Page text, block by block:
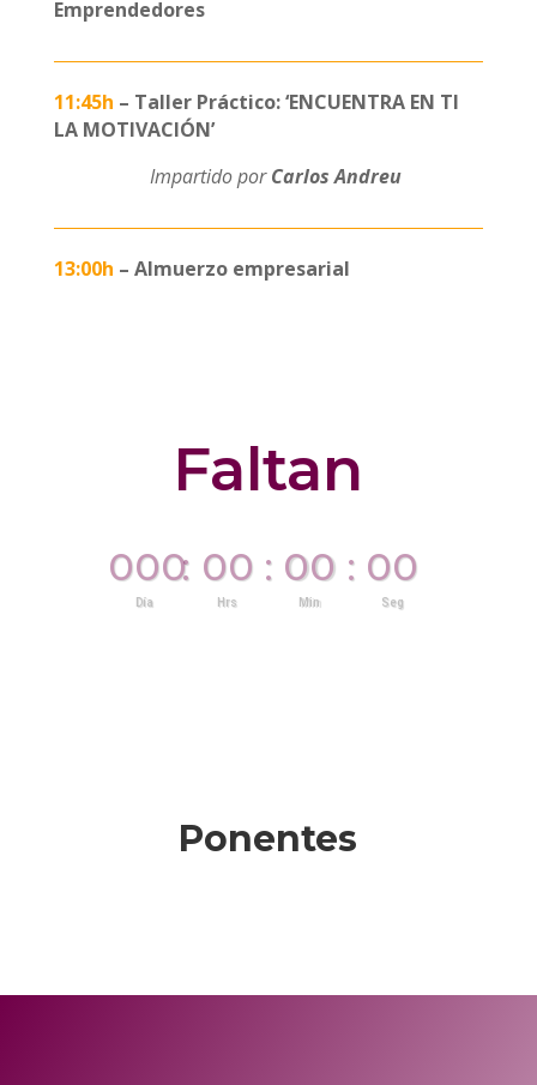
Emprendedores
11:45h – Taller Práctico: ‘ENCUENTRA EN TI
LA MOTIVACIÓN’
Impartido porCarlos Andreu
13:00h – Almuerzo empresarial
Faltan
000
Día
: 00
Hrs
: 00
Min
: 00
Seg
Ponentes